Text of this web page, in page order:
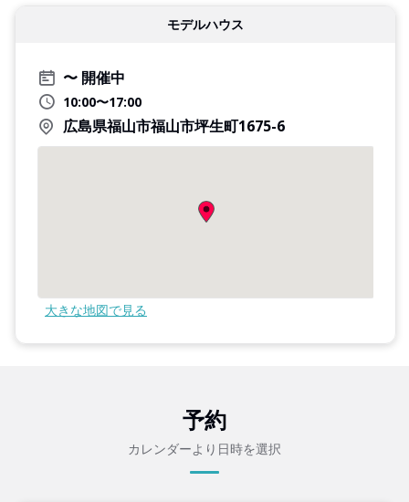
モデルハウス
開催中
10:00〜17:00
広島県福山市福山市坪生町1675-6
大きな地図で見る
予約
カレンダーより日時を選択